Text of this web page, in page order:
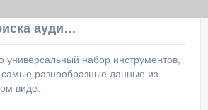
О сервисе поиска аудитории ВКонтакте
набор инструментов,
самые разнообразные данные из
виде.